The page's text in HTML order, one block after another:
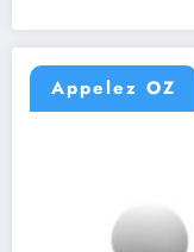
Appelez OZ